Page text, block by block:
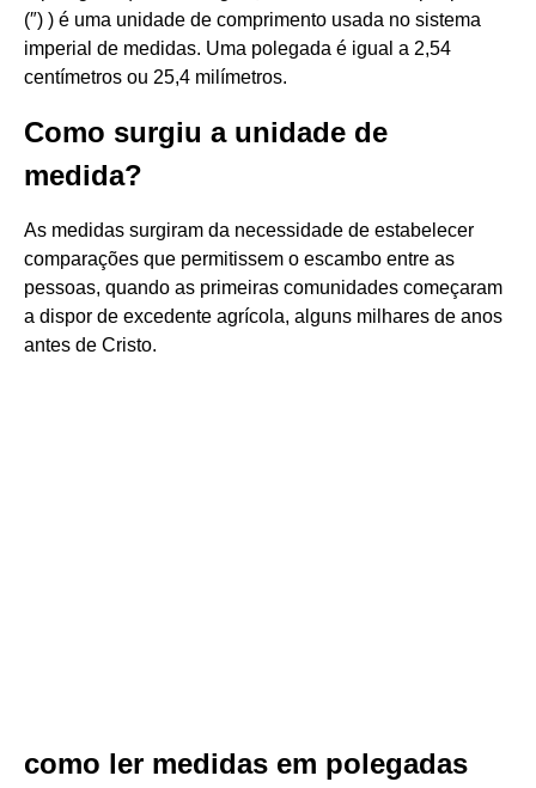
(″) ) é uma unidade de comprimento usada no sistema
imperial de medidas. Uma polegada é igual a 2,54
centímetros ou 25,4 milímetros.
Como surgiu a unidade de
medida?
As medidas surgiram da necessidade de estabelecer
comparações que permitissem o escambo entre as
pessoas, quando as primeiras comunidades começaram
a dispor de excedente agrícola, alguns milhares de anos
antes de Cristo.
como ler medidas em polegadas